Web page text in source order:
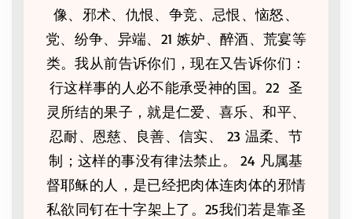
像、邪术、仇恨、争竞、忌恨、恼怒、
党、纷争、异端、21 嫉妒、醉酒、荒宴等
类。我从前告诉你们，现在又告诉你们：
行这样事的人必不能承受神的国。22 圣
灵所结的果子，就是仁爱、喜乐、和平、
忍耐、恩慈、良善、信实、 23 温柔、节
制；这样的事没有律法禁止。 24 凡属基
督耶稣的人，是已经把肉体连肉体的邪情
私欲同钉在十字架上了。25我们若是靠圣